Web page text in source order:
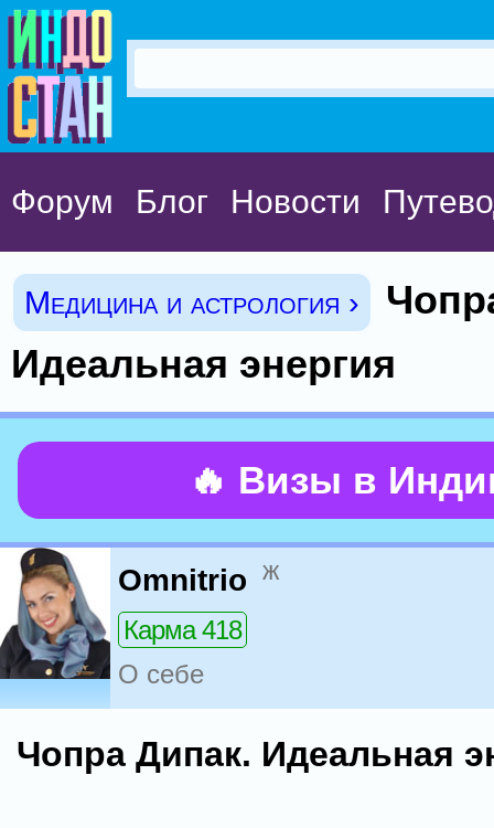
Форум Блог Новости
Медицина и астрология ›
Идеальная энергия
🔥 Визы в
Omnitrio ж
Карма 418
О себе
Чопра Дипак. Идеальная